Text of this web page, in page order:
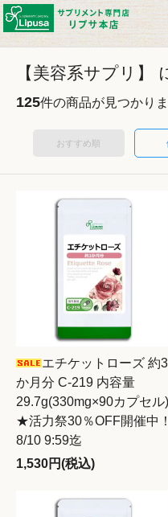
【美容系サプリ】
125件の商品が見つかり
おすすめ順
エチケットローズ 約3
か月分 C-219 内容量
29.7g(330mg×90カプセル)
★活力祭30％OFF開催中！
8/10 9:59迄
1,530円(税込)